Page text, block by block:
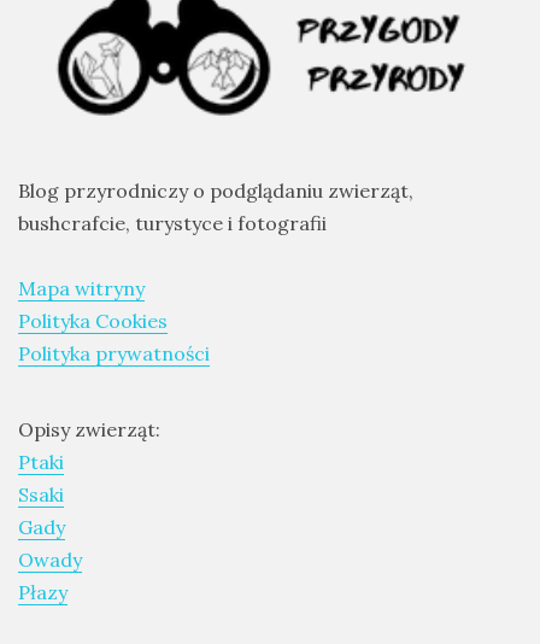
Blog przyrodniczy o podglądaniu zwierząt,
bushcrafcie, turystyce i fotografii
Mapa witryny
Polityka Cookies
Polityka prywatności
Opisy zwierząt:
Ptaki
Ssaki
Gady
Owady
Płazy